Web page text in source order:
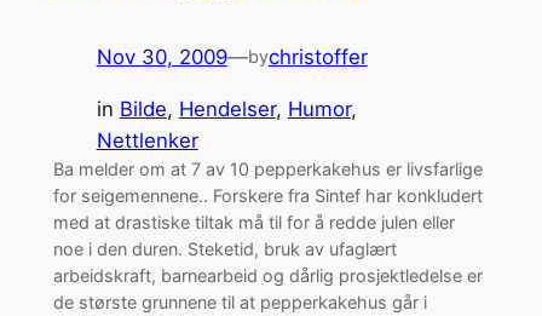
Nov 30, 2009—bychristoffer
in Bilde, Hendelser, Humor
Nettlenker
Ba melder om at 7 av 10 pepperkakehus er livsfarlige
for seigemennene.. Forskere fra Sintef har konkludert
med at drastiske tiltak må til for å redde julen eller
noe i den duren. Steketid, bruk av ufaglært
arbeidskraft, barnearbeid og dårlig prosjektledelse er
de største grunnene til at pepperkakehus går i